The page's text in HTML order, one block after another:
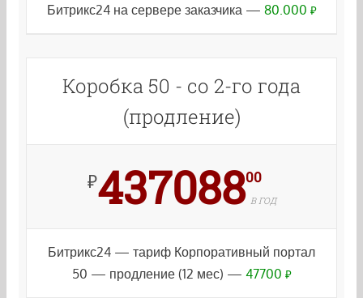
Битрикс24 на сервере заказчика — 80.000 ₽
Коробка 50 - со 2-го года
(продление)
₽43708800
В ГОД
Битрикс24 — тариф Корпоративный портал
50 — продление (12 мес) — 47700 ₽